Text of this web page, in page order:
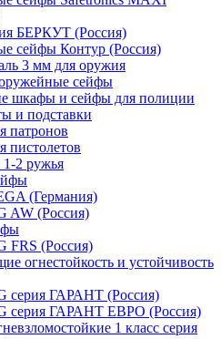
БЕРКУТ (Россия)
сейфы Контур (Россия)
3 мм для оружия
сейфы
шкафы и сейфы для полиции
и подставки
патронов
пистолетов
2 ружья
(Германия)
AW (Россия)
FRS (Россия)
огнестойкость и устойчивость
серия ГАРАНТ (Россия)
серия ГАРАНТ ЕВРО (Россия)
1 класс серия